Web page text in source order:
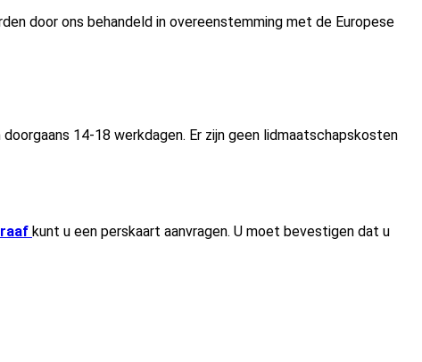
door ons behandeld in overeenstemming met de Europese
doorgaans 14-18 werkdagen. Er zijn geen lidmaatschapskosten
kunt u een perskaart aanvragen. U moet bevestigen dat u